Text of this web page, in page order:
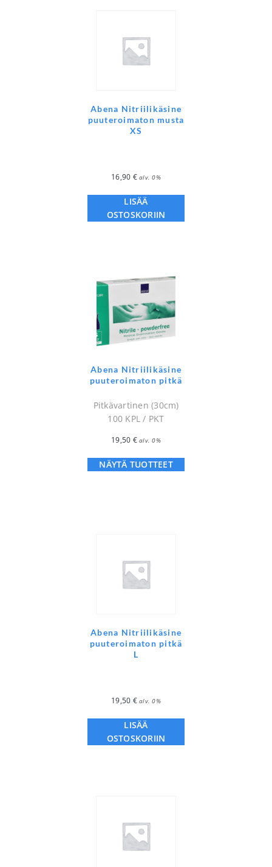
Abena Nitriilikäsine
puuteroimaton musta
XS
16,90 € alv. 0%
LISÄÄ
OSTOSKORIIN
Abena Nitriilikäsine
puuteroimaton pitkä
Pitkävartinen (30cm)
100 KPL / PKT
19,50 € alv. 0%
NÄYTÄ TUOTTEET
Abena Nitriilikäsine
puuteroimaton pitkä
L
19,50 € alv. 0%
LISÄÄ
OSTOSKORIIN